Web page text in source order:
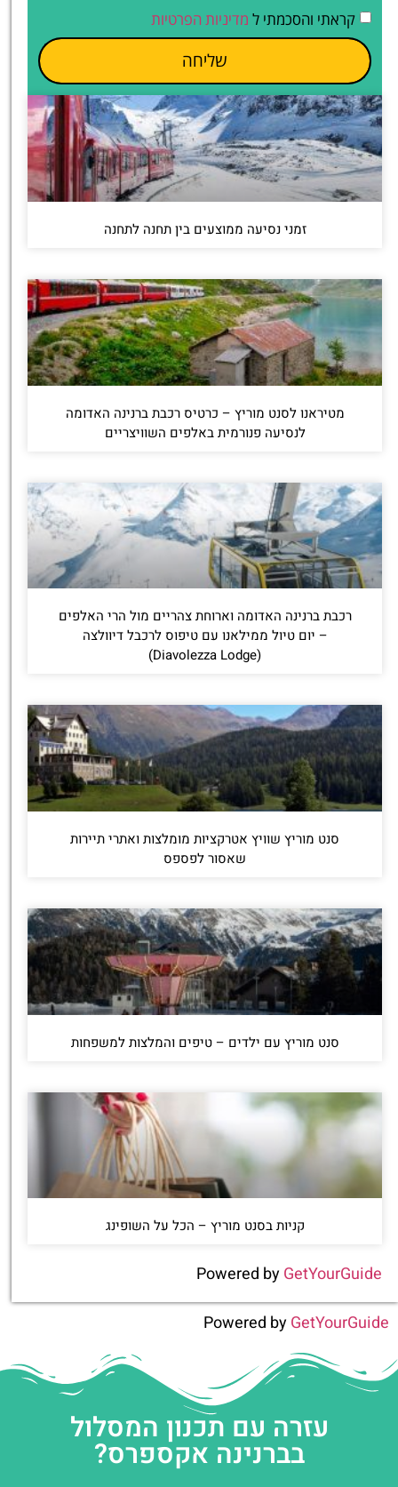
קראתי והסכמתי ל מדיניות הפרטיות
שליחה
זמני נסיעה ממוצעים בין תחנה לתחנה
מטיראנו לסנט מוריץ – כרטיס רכבת ברנינה האדומה
לנסיעה פנורמית באלפים השוויצריים
רכבת ברנינה האדומה וארוחת צהריים מול הרי האלפים
– יום טיול ממילאנו עם טיפוס לרכבל דיוולצה
(Diavolezza Lodge)
סנט מוריץ שוויץ אטרקציות מומלצות ואתרי תיירות
שאסור לפספס
סנט מוריץ עם ילדים – טיפים והמלצות למשפחות
קניות בסנט מוריץ – הכל על השופינג
Powered byGetYourGuide
Powered byGetYourGuide
עזרה עם תכנון המסלול
בברנינה אקספרס?